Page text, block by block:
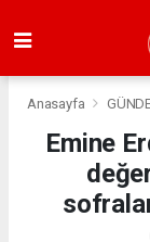
Anasayfa
Emine